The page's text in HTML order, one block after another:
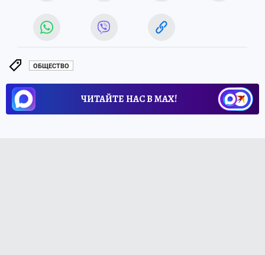
ОБЩЕСТВО
ЧИТАЙТЕ НАС В МАХ!